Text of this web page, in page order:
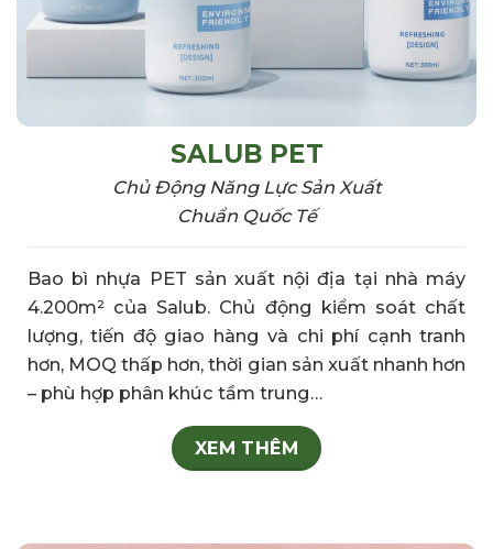
SALUB PET
Chủ Động Năng Lực Sản Xuất
Chuẩn Quốc Tế
Bao bì nhựa PET sản xuất nội địa tại nhà máy
4.200m² của Salub. Chủ động kiểm soát chất
lượng, tiến độ giao hàng và chi phí cạnh tranh
hơn, MOQ thấp hơn, thời gian sản xuất nhanh hơn
– phù hợp phân khúc tầm trung…
XEM THÊM